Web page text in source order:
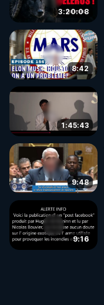
3:20:08
8:42
1:45:43
9:48
9:16